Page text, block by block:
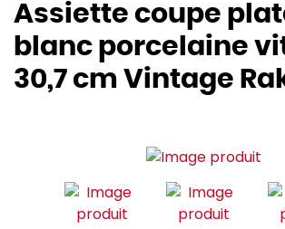
Assiette coupe
blanc porcelaine
30,7 cm Vintage